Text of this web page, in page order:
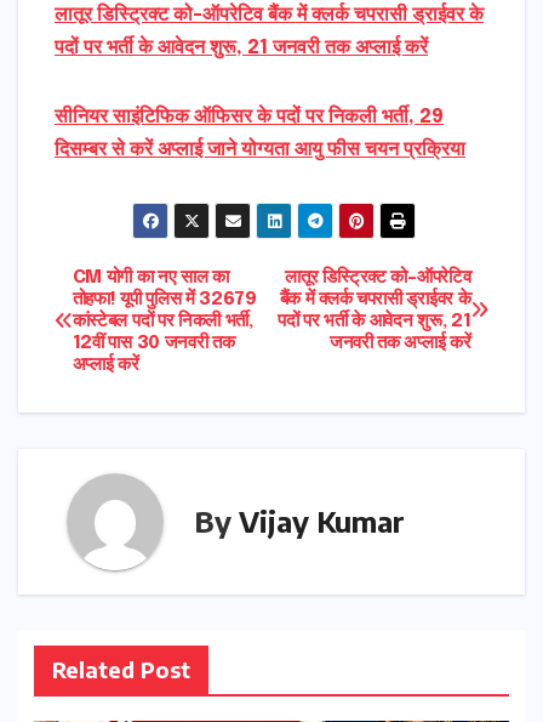
लातूर डिस्ट्रिक्ट को-ऑपरेटिव बैंक में क्लर्क चपरासी ड्राईवर के
पदों पर भर्ती के आवेदन शुरू, 21 जनवरी तक अप्लाई करें
सीनियर साइंटिफिक ऑफिसर के पदों पर निकली भर्ती, 29
दिसम्बर से करें अप्लाई जाने योग्यता आयु फीस चयन प्रक्रिया
Post
navigation
लातूर डिस्ट्रिक्ट को-ऑपरेटिव
बैंक में क्लर्क चपरासी ड्राईवर के
पदों पर भर्ती के आवेदन शुरू, 21
जनवरी तक अप्लाई करें
CM योगी का नए साल का
तोहफा! यूपी पुलिस में 32679
कांस्टेबल पदों पर निकली भर्ती,
12वीं पास 30 जनवरी तक
अप्लाई करें
By Vijay Kumar
Related Post